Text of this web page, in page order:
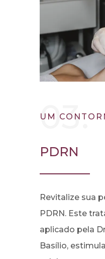
PDRN
03.
UM
Revitalize sua
PDRN. Este
aplicado pela
Basílio,